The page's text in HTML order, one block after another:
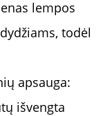
lempos
todėl
apsauga:
išvengta